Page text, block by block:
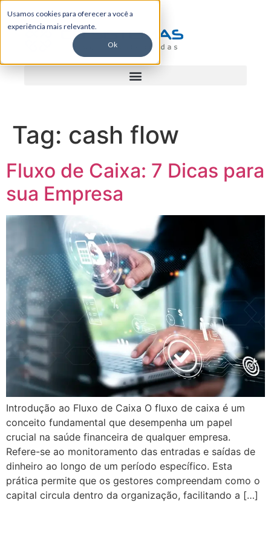
Usamos cookies para oferecer a você a
experiência mais relevante.
Ok
Tag: cash flow
Fluxo de Caixa: 7 Dicas para
sua Empresa
Introdução ao Fluxo de Caixa O fluxo de caixa é um
conceito fundamental que desempenha um papel
crucial na saúde financeira de qualquer empresa.
Refere-se ao monitoramento das entradas e saídas de
dinheiro ao longo de um período específico. Esta
prática permite que os gestores compreendam como o
capital circula dentro da organização, facilitando a […]